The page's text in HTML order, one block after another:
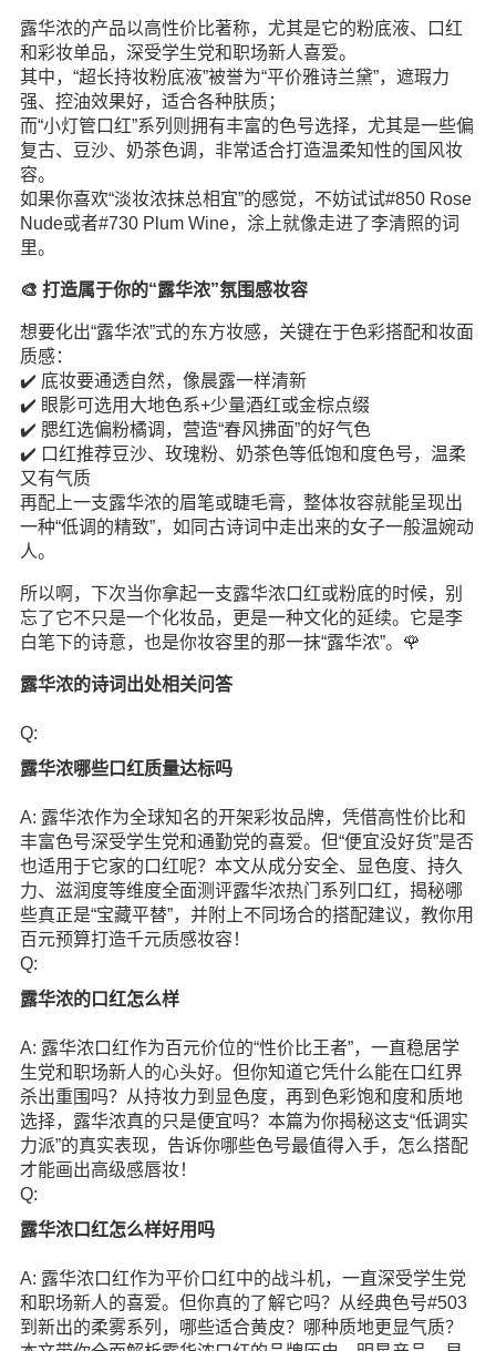
露华浓的产品以高性价比著称，尤其是它的粉底液、口红
和彩妆单品，深受学生党和职场新人喜爱。
其中，“超长持妆粉底液”被誉为“平价雅诗兰黛”，遮瑕力
强、控油效果好，适合各种肤质；
而“小灯管口红”系列则拥有丰富的色号选择，尤其是一些偏
复古、豆沙、奶茶色调，非常适合打造温柔知性的国风妆
容。
如果你喜欢“淡妆浓抹总相宜”的感觉，不妨试试#850 Rose
Nude或者#730 Plum Wine，涂上就像走进了李清照的词
里。
🎨 打造属于你的“露华浓”氛围感妆容
想要化出“露华浓”式的东方妆感，关键在于色彩搭配和妆面
质感：
✔️ 底妆要通透自然，像晨露一样清新
✔️ 眼影可选用大地色系+少量酒红或金棕点缀
✔️ 腮红选偏粉橘调，营造“春风拂面”的好气色
✔️ 口红推荐豆沙、玫瑰粉、奶茶色等低饱和度色号，温柔
又有气质
再配上一支露华浓的眉笔或睫毛膏，整体妆容就能呈现出
一种“低调的精致”，如同古诗词中走出来的女子一般温婉动
人。
所以啊，下次当你拿起一支露华浓口红或粉底的时候，别
忘了它不只是一个化妆品，更是一种文化的延续。它是李
白笔下的诗意，也是你妆容里的那一抹“露华浓”。🌹
露华浓的诗词出处相关问答
Q:
露华浓哪些口红质量达标吗
A: 露华浓作为全球知名的开架彩妆品牌，凭借高性价比和
丰富色号深受学生党和通勤党的喜爱。但“便宜没好货”是否
也适用于它家的口红呢？本文从成分安全、显色度、持久
力、滋润度等维度全面测评露华浓热门系列口红，揭秘哪
些真正是“宝藏平替”，并附上不同场合的搭配建议，教你用
百元预算打造千元质感妆容！
Q:
露华浓的口红怎么样
A: 露华浓口红作为百元价位的“性价比王者”，一直稳居学
生党和职场新人的心头好。但你知道它凭什么能在口红界
杀出重围吗？从持妆力到显色度，再到色彩饱和度和质地
选择，露华浓真的只是便宜吗？本篇为你揭秘这支“低调实
力派”的真实表现，告诉你哪些色号最值得入手，怎么搭配
才能画出高级感唇妆！
Q:
露华浓口红怎么样好用吗
A: 露华浓口红作为平价口红中的战斗机，一直深受学生党
和职场新人的喜爱。但你真的了解它吗？从经典色号#503
到新出的柔雾系列，哪些适合黄皮？哪种质地更显气质？